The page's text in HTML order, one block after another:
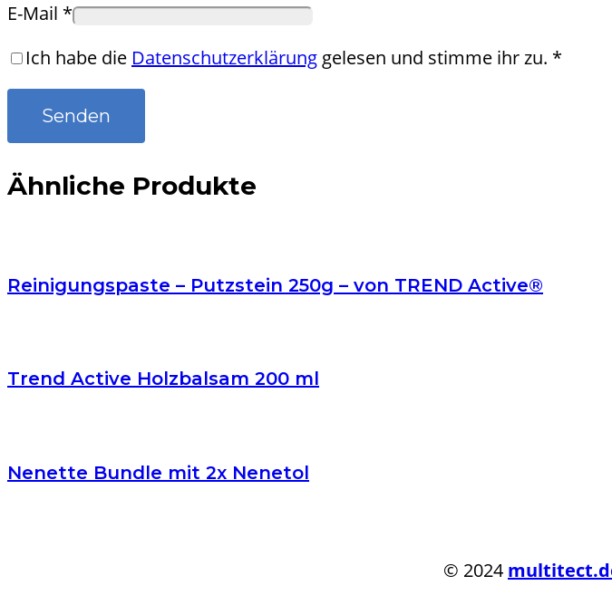
E-Mail *
Ich habe die Datenschutzerklärung gelesen und stimme ihr zu. *
Ähnliche Produkte
Reinigungspaste – Putzstein 250g – von TREND Active®
Trend Active Holzbalsam 200 ml
Nenette Bundle mit 2x Nenetol
© 2024